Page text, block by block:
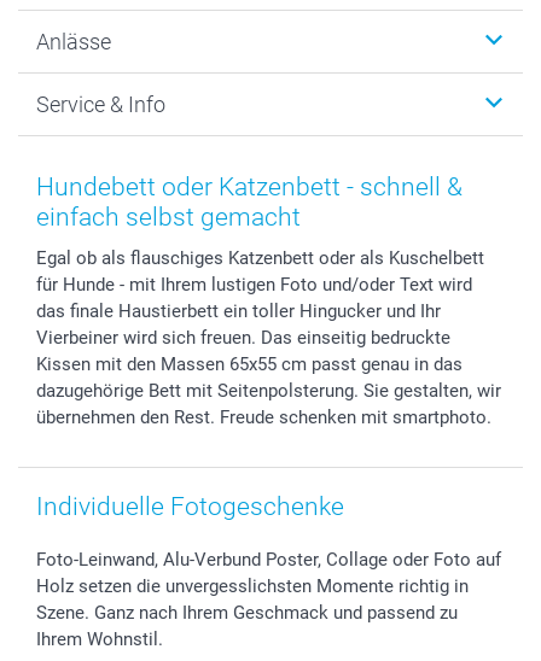
MyNameBook
Fotoabzüge, Fotos als Buch & Poster
Zubehör & Material
Foto-Kalender & Agenden
Geschenk-Gutscheine (PDF)
Warum smartphoto
Datenschutz
AGB
Impressum
Partnerprogramme
Investor Relations
B2B smartbusiness
Widerrufsrecht
Anlässe
Neujahr
Muttertag
Vatertag
Hochzeit
Geburtstag
Geburt
Zu allen Anlässen
Service & Info
Preise und Versandkosten
Lieferfristen
Zahlungsmöglichkeiten
Anmelden /Registrieren
Sitemap
Status der Bestellung
smartfriends
smartgarantie
Hundebett oder Katzenbett - schnell &
einfach selbst gemacht
Egal ob als flauschiges Katzenbett oder als Kuschelbett
für Hunde - mit Ihrem lustigen Foto und/oder Text wird
das finale Haustierbett ein toller Hingucker und Ihr
Vierbeiner wird sich freuen. Das einseitig bedruckte
Kissen mit den Massen 65x55 cm passt genau in das
dazugehörige Bett mit Seitenpolsterung. Sie gestalten, wir
übernehmen den Rest. Freude schenken mit smartphoto.
Individuelle Fotogeschenke
Foto-Leinwand, Alu-Verbund Poster, Collage oder Foto auf
Holz setzen die unvergesslichsten Momente richtig in
Szene. Ganz nach Ihrem Geschmack und passend zu
Ihrem Wohnstil.